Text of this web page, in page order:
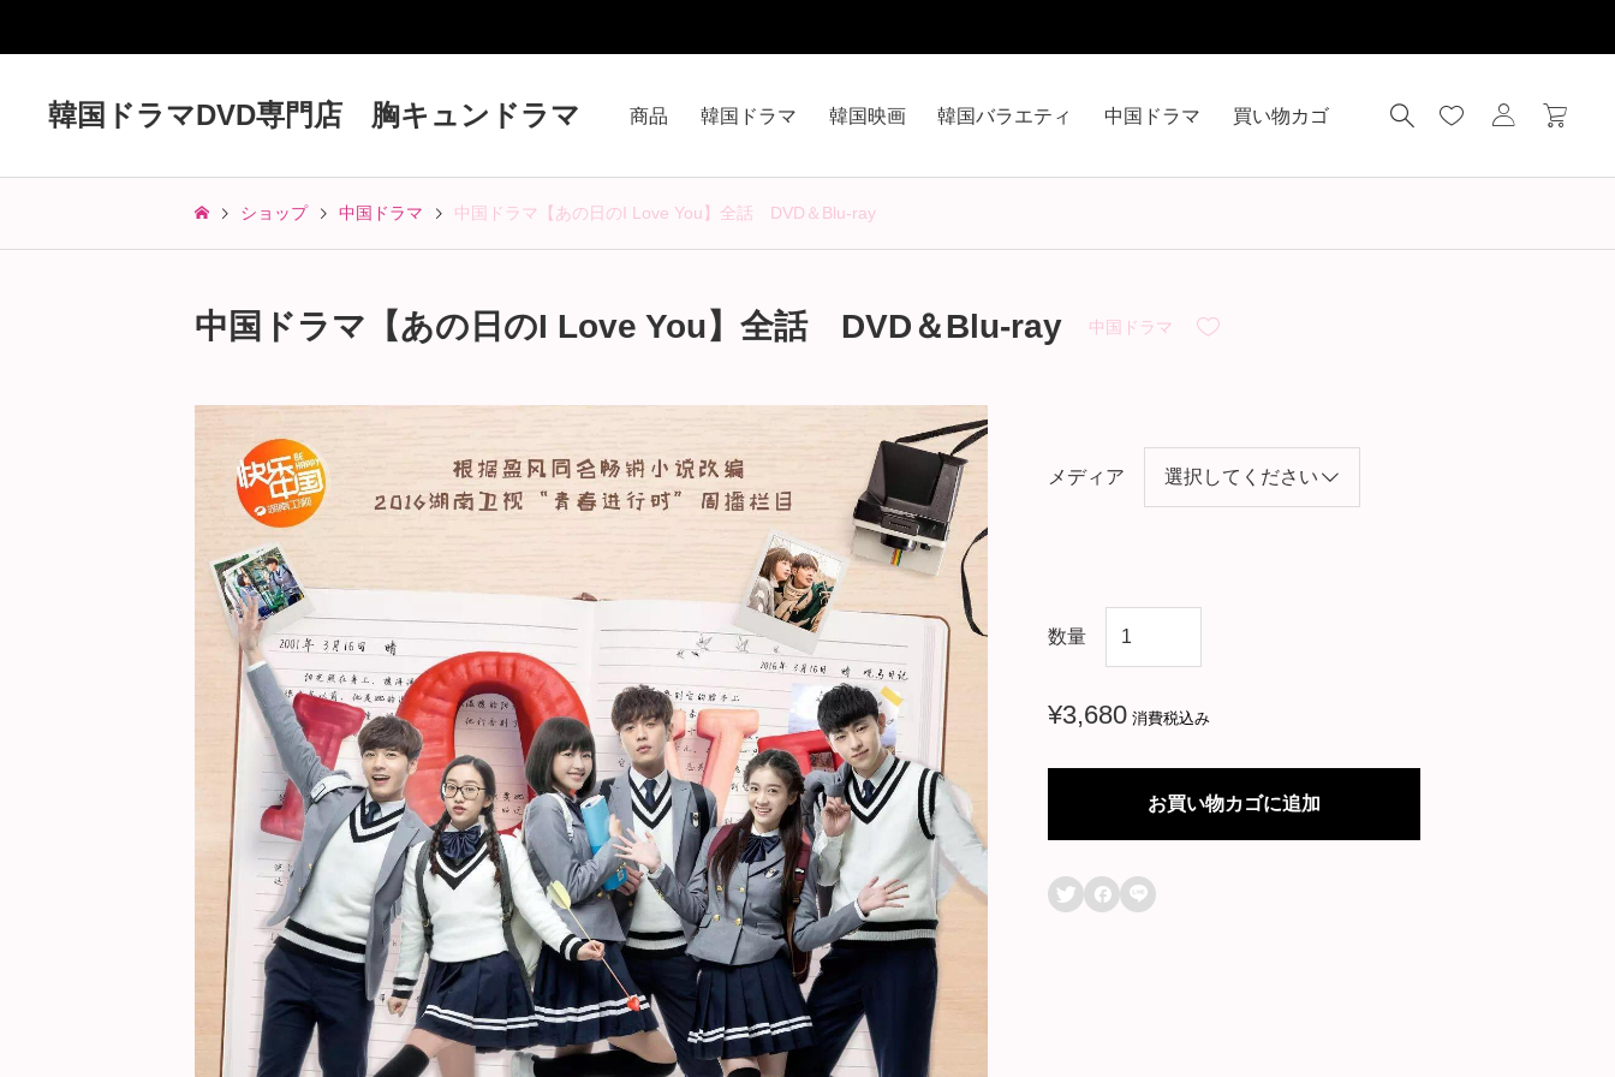
韓国ドラマDVD専門店 胸キュンドラマ 商品 韓国ドラマ 韓国映画 韓国バラエティ 中国ドラマ 買い物カゴ
ショップ 中国ドラマ 中国ドラマ【あの日のI Love You】全話 DVD＆Blu-ray
中国ドラマ【あの日のI Love You】全話 DVD＆Blu-ray 中国ドラマ
メディア
数量
国
ド
の
¥3,680 消費税込み
お買い物カゴに追加
  